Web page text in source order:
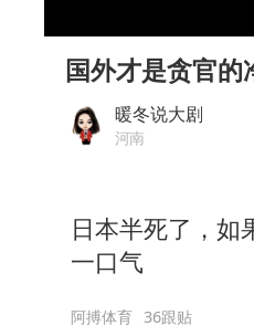
国外才是贪官的
暖冬说大剧
河南
日本半死了，如
一口气
阿搏体育 36跟贴